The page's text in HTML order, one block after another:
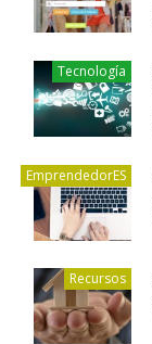
Tecnología
EmprendedorES
Recursos